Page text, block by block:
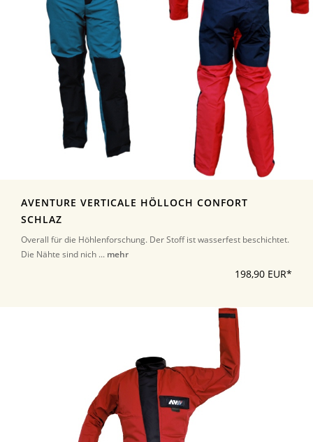
AVENTURE VERTICALE HÖLLOCH CONFORT
SCHLAZ
Overall für die Höhlenforschung. Der Stoff ist wasserfest beschichtet.
Die Nähte sind nich ... mehr
198,90 EUR*